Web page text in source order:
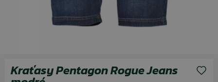
Kraťasy Pentagon Rogue Jeans